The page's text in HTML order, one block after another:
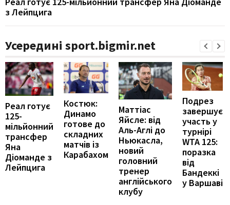
з Лейпцига
Усередині sport.bigmir.net
Реал готує
125-
мільйонний
трансфер
Яна
Діоманде з
Лейпцига
Костюк:
Динамо
готове до
складних
матчів із
Карабахом
Маттіас
Яйсле: від
Аль-Аглі до
Ньюкасла,
новий
головний
тренер
англійського
клубу
Подрез
завершує
участь у
турнірі
WTA 125:
поразка
від
Бандеккі
у Варшаві